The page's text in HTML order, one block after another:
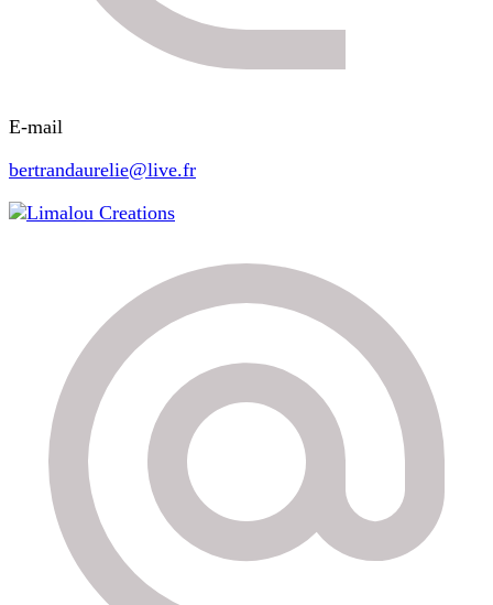
E-mail
bertrandaurelie@live.fr
Limalou Creations